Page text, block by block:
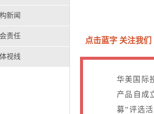
新闻
责任
视线
点击蓝字 关注我们
华美国际
产品自成
募”评选